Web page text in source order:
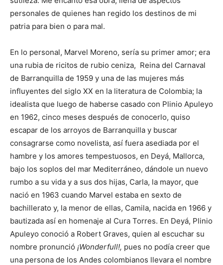
personales de quienes han regido los destinos de mi
patria para bien o para mal.
En lo personal, Marvel Moreno, sería su primer amor; era
una rubia de ricitos de rubio ceniza, Reina del Carnaval
de Barranquilla de 1959 y una de las mujeres más
influyentes del siglo XX en la literatura de Colombia; la
idealista que luego de haberse casado con Plinio Apuleyo
en 1962, cinco meses después de conocerlo, quiso
escapar de los arroyos de Barranquilla y buscar
consagrarse como novelista, así fuera asediada por el
hambre y los amores tempestuosos, en Deyá, Mallorca,
bajo los soplos del mar Mediterráneo, dándole un nuevo
rumbo a su vida y a sus dos hijas, Carla, la mayor, que
nació en 1963 cuando Marvel estaba en sexto de
bachillerato y, la menor de ellas, Camila, nacida en 1966 y
bautizada así en homenaje al Cura Torres. En Deyá, Plinio
Apuleyo conoció a Robert Graves, quien al escuchar su
nombre pronunció ¡Wonderfull!, pues no podía creer que
una persona de los Andes colombianos llevara el nombre